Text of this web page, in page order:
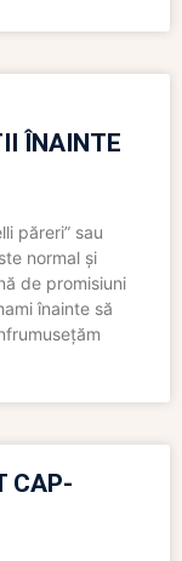
ÎNAINTE
păreri” sau
normal și
de promisiuni
înainte să
CAP-